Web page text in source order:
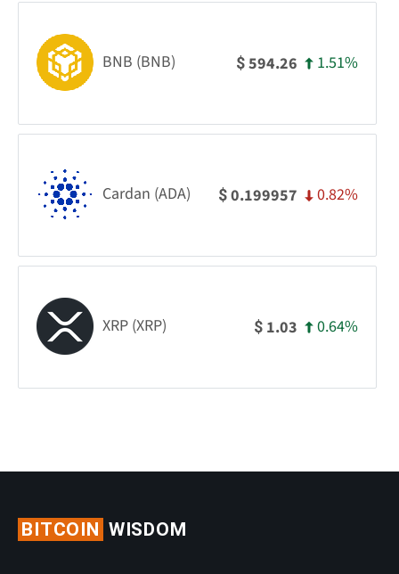
BNB (BNB) $594.26 1.51%
Cardan (ADA) $0.199957 0.82%
XRP (XRP) $ 1.03 0.64%
BITCOIN WISDOM